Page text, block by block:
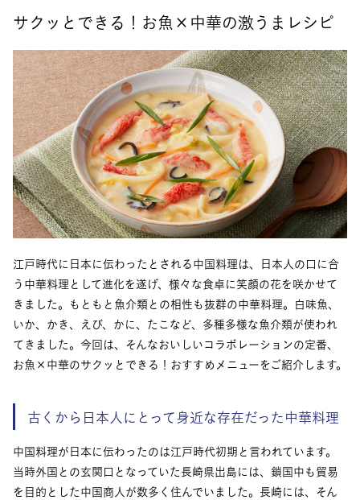
サクッとできる！お魚×中華の激うまレシピ
江戸時代に日本に伝わったとされる中国料理は、日本人の口に合
う中華料理として進化を遂げ、様々な食卓に笑顔の花を咲かせて
きました。もともと魚介類との相性も抜群の中華料理。白味魚、
いか、かき、えび、かに、たこなど、多種多様な魚介類が使われ
てきました。今回は、そんなおいしいコラボレーションの定番、
お魚×中華のサクッとできる！おすすめメニューをご紹介します。
古くから日本人にとって身近な存在だった中華料理
中国料理が日本に伝わったのは江戸時代初期と言われています。
当時外国との玄関口となっていた長崎県出島には、鎖国中も貿易
を目的とした中国商人が数多く住んでいました。長崎には、そん